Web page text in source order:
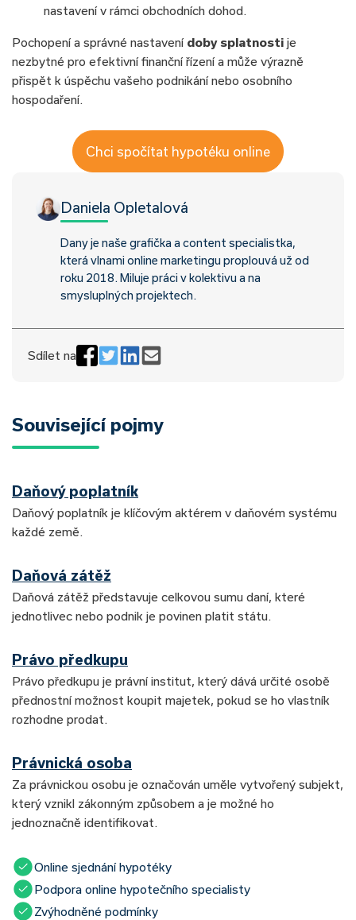
nastavení v rámci obchodních dohod.
Pochopení a správné nastavení doby splatnosti je
nezbytné pro efektivní finanční řízení a může výrazně
přispět k úspěchu vašeho podnikání nebo osobního
hospodaření.
Chci spočítat hypotéku online
Daniela Opletalová
Dany je naše grafička a content specialistka,
která vlnami online marketingu proplouvá už od
roku 2018. Miluje práci v kolektivu a na
smysluplných projektech.
Sdílet na
Související pojmy
Daňový poplatník
Daňový poplatník je klíčovým aktérem v daňovém systému
každé země.
Daňová zátěž
Daňová zátěž představuje celkovou sumu daní, které
jednotlivec nebo podnik je povinen platit státu.
Právo předkupu
Právo předkupu je právní institut, který dává určité osobě
přednostní možnost koupit majetek, pokud se ho vlastník
rozhodne prodat.
Právnická osoba
Za právnickou osobu je označován uměle vytvořený subjekt,
který vznikl zákonným způsobem a je možné ho
jednoznačně identifikovat.
Online sjednání hypotéky
Podpora online hypotečního specialisty
Zvýhodněné podmínky